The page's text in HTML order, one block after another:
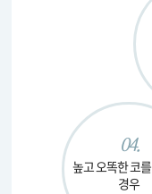
04.
높고 오똑한 코를
경우